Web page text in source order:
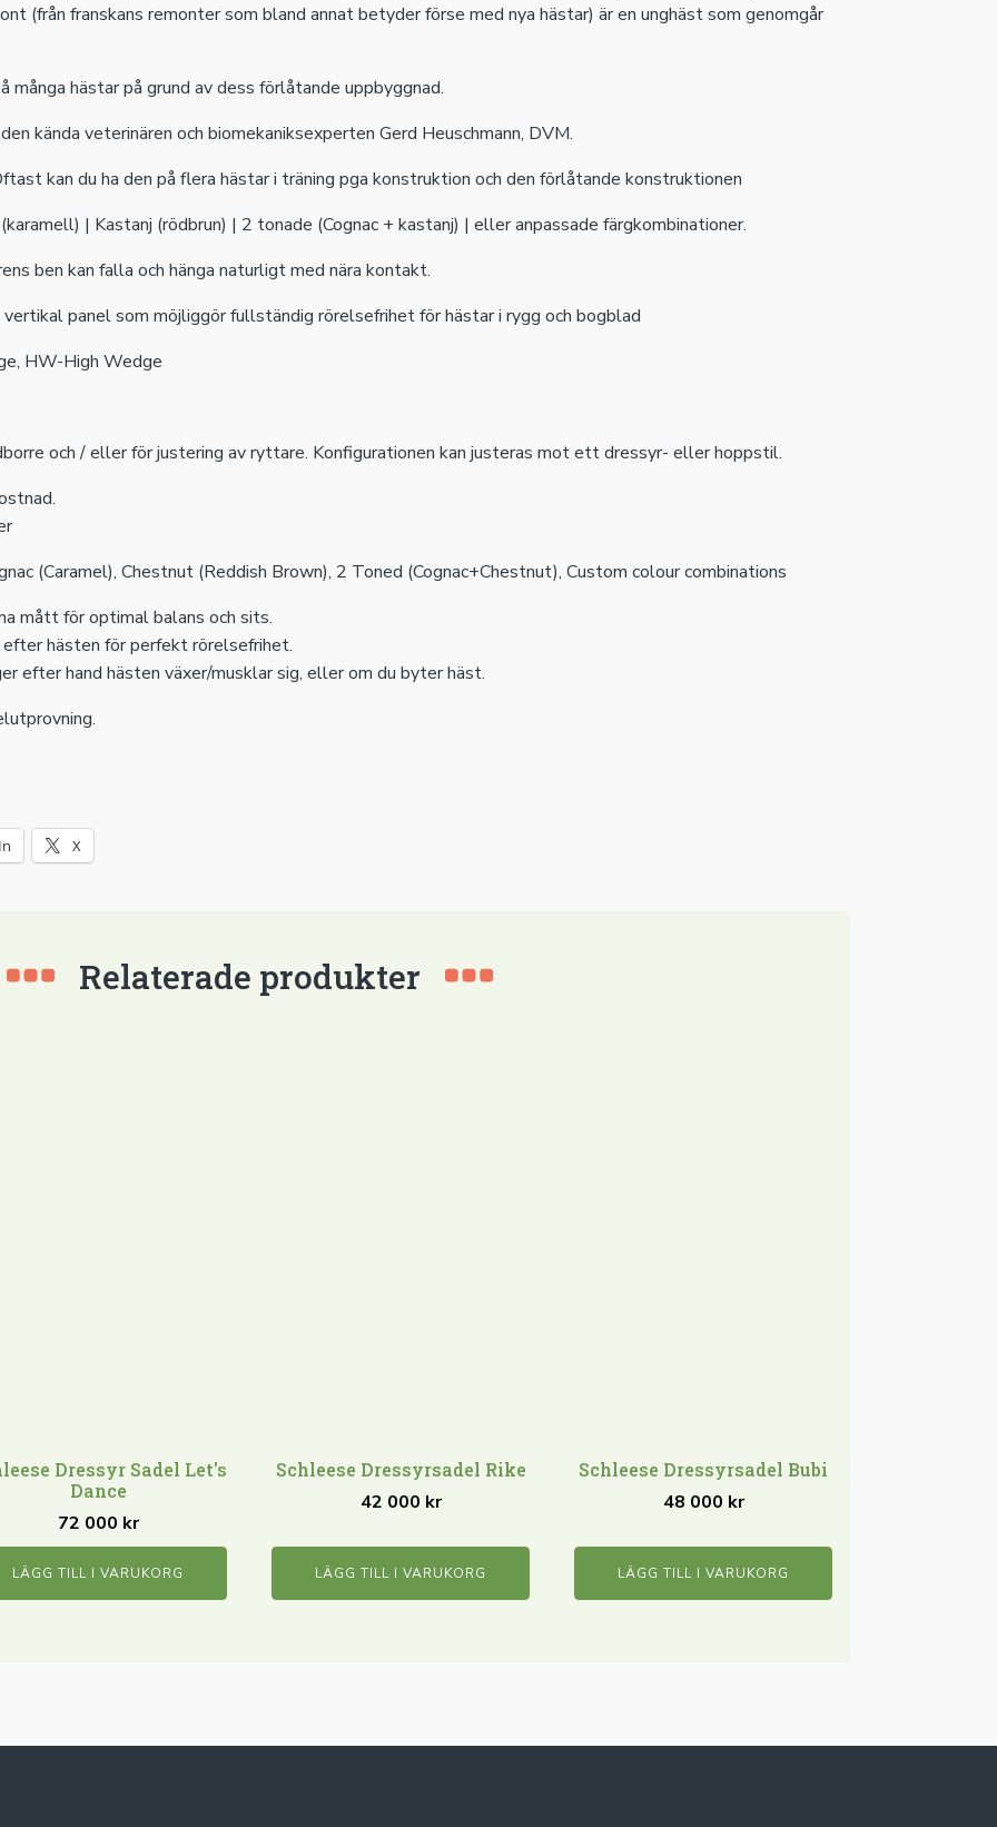
(från franskans remonter som bland annat betyder förse med nya hästar) är en unghäst som genomgår
hästar på grund av dess förlåtande uppbyggnad.
kända veterinären och biomekaniksexperten Gerd Heuschmann, DVM.
kan du ha den på flera hästar i träning pga konstruktion och den förlåtande konstruktionen
| Kastanj (rödbrun) | 2 tonade (Cognac + kastanj) | eller anpassade färgkombinationer.
ben kan falla och hänga naturligt med nära kontakt.
panel som möjliggör fullständig rörelsefrihet för hästar i rygg och bogblad
HW-High Wedge
och / eller för justering av ryttare. Konfigurationen kan justeras mot ett dressyr- eller hoppstil.
(Caramel), Chestnut (Reddish Brown), 2 Toned (Cognac+Chestnut), Custom colour combinations
mått för optimal balans och sits.
hästen för perfekt rörelsefrihet.
efter hand hästen växer/musklar sig, eller om du byter häst.
X
Relaterade produkter
Dressyr Sadel Let's
Dance
72 000 kr
LÄGG TILL I VARUKORG
Schleese Dressyrsadel Rike
42 000 kr
LÄGG TILL I VARUKORG
Schleese Dressyrsadel Bubi
48 000 kr
LÄGG TILL I VARUKORG